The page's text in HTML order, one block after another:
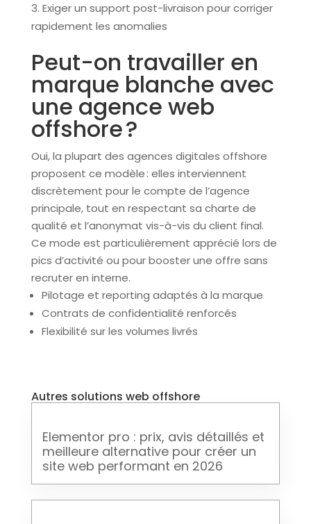
Exiger un support post-livraison pour corriger
rapidement les anomalies
Peut-on travailler en
marque blanche avec
une agence web
offshore ?
Oui, la plupart des agences digitales offshore
proposent ce modèle : elles interviennent
discrètement pour le compte de l’agence
principale, tout en respectant sa charte de
qualité et l’anonymat vis-à-vis du client final.
Ce mode est particulièrement apprécié lors de
pics d’activité ou pour booster une offre sans
recruter en interne.
Pilotage et reporting adaptés à la marque
Contrats de confidentialité renforcés
Flexibilité sur les volumes livrés
Autres solutions web offshore
Elementor pro : prix, avis détaillés et
meilleure alternative pour créer un
site web performant en 2026